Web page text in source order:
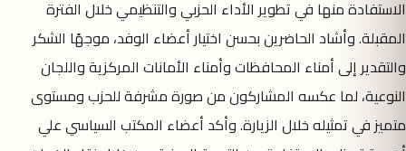
الاستفادة منها في تطوير الأداء الحزبي والتنظيمي خلال الفترة
المقبلة. وأشاد الحاضرين بحسن اختيار أعضاء الوفد، موجهًا الشكر
والتقدير إلى أمناء المحافظات وأمناء الأمانات المركزية واللجان
النوعية، لما عكسه المشاركون من صورة مشرفة للحزب ومستوى
متميز في تمثيله خلال الزيارة. وأكد أعضاء المكتب السياسي علي